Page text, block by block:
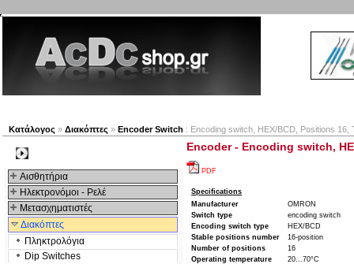
Κατάλογος » Διακόπτες » Encoder Switch : Encoding switch, HEX/BCD, Positions
Αισθητήρια
Ηλεκτρονόμοι - Ρελέ
Μετασχηματιστές
Διακόπτες
Πληκτρολόγια
Dip Switches
Encoder - Encoding switch,
PDF
Specifications
Manufacturer
OMRON
Switch type
encoding switch
Encoding switch type
HEX/BCD
Stable positions number
16-position
Number of positions
16
Operating temperature
20...70°C